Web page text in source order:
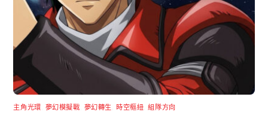
主角光環 夢幻模擬戰 夢幻轉生 時空樞紐 ,組隊方向